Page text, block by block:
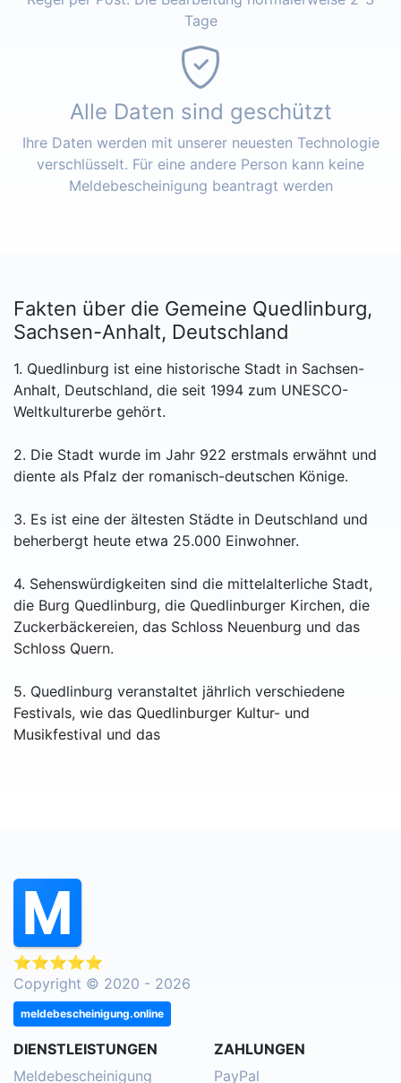
Tage
Alle Daten sind geschützt
Ihre Daten werden mit unserer neuesten Technologie
verschlüsselt. Für eine andere Person kann keine
Meldebescheinigung beantragt werden
Fakten über die Gemeine Quedlinburg,
Sachsen-Anhalt, Deutschland
1. Quedlinburg ist eine historische Stadt in Sachsen-
Anhalt, Deutschland, die seit 1994 zum UNESCO-
Weltkulturerbe gehört.
2. Die Stadt wurde im Jahr 922 erstmals erwähnt und
diente als Pfalz der romanisch-deutschen Könige.
3. Es ist eine der ältesten Städte in Deutschland und
beherbergt heute etwa 25.000 Einwohner.
4. Sehenswürdigkeiten sind die mittelalterliche Stadt,
die Burg Quedlinburg, die Quedlinburger Kirchen, die
Zuckerbäckereien, das Schloss Neuenburg und das
Schloss Quern.
5. Quedlinburg veranstaltet jährlich verschiedene
Festivals, wie das Quedlinburger Kultur- und
Musikfestival und das
⭐⭐⭐⭐⭐
Copyright © 2020 - 2026
meldebescheinigung.online
DIENSTLEISTUNGEN
Meldebescheinigung
ZAHLUNGEN
PayPal